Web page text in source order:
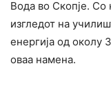
Вода во Скопје. Со
изгледот на
енергија од околу
оваа намена.